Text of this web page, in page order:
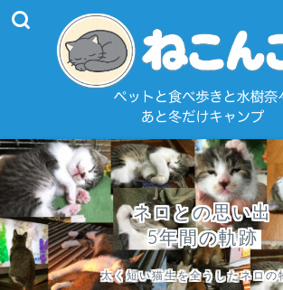
ネロとの思い出
5年間の軌跡
太く短い猫生を全うしたネロの